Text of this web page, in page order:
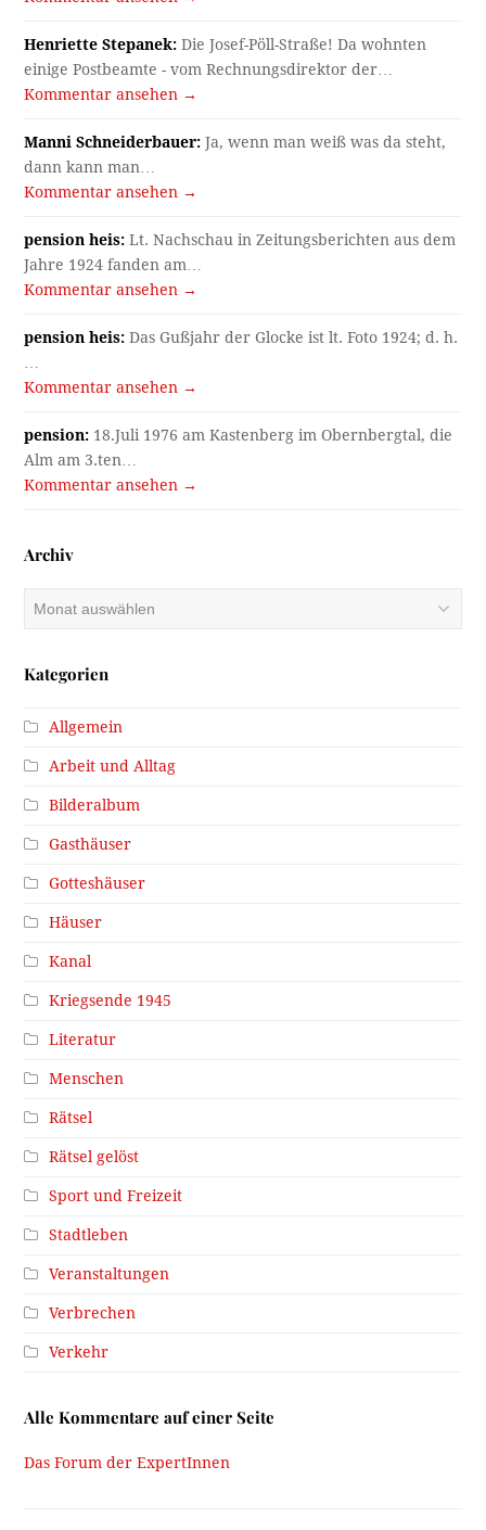
Henriette Stepanek: Die Josef-Pöll-Straße! Da wohnten
einige Postbeamte - vom Rechnungsdirektor der…
Kommentar ansehen →
Manni Schneiderbauer: Ja, wenn man weiß was da steht,
dann kann man…
Kommentar ansehen →
pension heis: Lt. Nachschau in Zeitungsberichten aus dem
Jahre 1924 fanden am…
Kommentar ansehen →
pension heis: Das Gußjahr der Glocke ist lt. Foto 1924; d. h.
Kommentar ansehen →
pension: 18.Juli 1976 am Kastenberg im Obernbergtal, die
Alm am 3.ten…
Kommentar ansehen →
Archiv
Kategorien
Allgemein
Arbeit und Alltag
Bilderalbum
Gasthäuser
Gotteshäuser
Häuser
Kanal
Kriegsende 1945
Literatur
Menschen
Rätsel
Rätsel gelöst
Sport und Freizeit
Stadtleben
Veranstaltungen
Verbrechen
Verkehr
Alle Kommentare auf einer Seite
Das Forum der ExpertInnen